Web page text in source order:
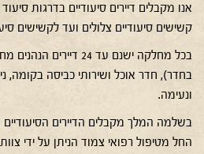
אנו מקבלים דיירים סיעודיים בדרגות
קשישים סיעודיים צלולים ועד לקשישים
בחדר), חדר אוכל ושירותי כביסה בקומה,
ונעימה.
בשלמה המלך מקבלים הדיירים
החל מטיפול רפואי צמוד הניתן על ידי